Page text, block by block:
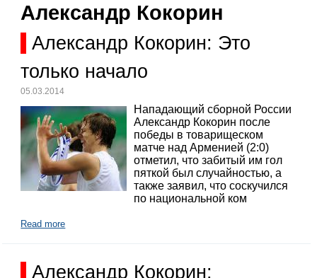
Александр Кокорин
Александр Кокорин: Это
только начало
05.03.2014
Нападающий сборной России
Александр Кокорин после
победы в товарищеском
матче над Арменией (2:0)
отметил, что забитый им гол
пяткой был случайностью, а
также заявил, что соскучился
по национальной ком
Read more
Александр Кокорин: